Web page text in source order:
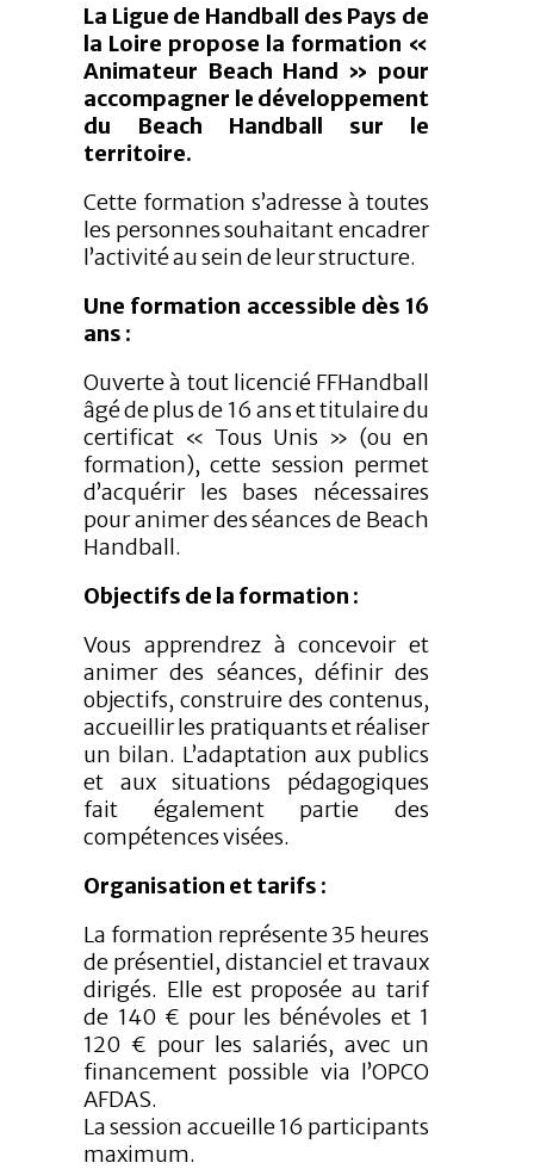
La Ligue de Handball des Pays de
la Loire propose la formation «
Animateur Beach Hand » pour
accompagner le développement
du Beach Handball sur le
territoire.
Cette formation s’adresse à toutes
les personnes souhaitant encadrer
l’activité au sein de leur structure.
Une formation accessible dès 16
ans :
Ouverte à tout licencié FFHandball
âgé de plus de 16 ans et titulaire du
certificat « Tous Unis » (ou en
formation), cette session permet
d’acquérir les bases nécessaires
pour animer des séances de Beach
Handball.
Objectifs de la formation :
Vous apprendrez à concevoir et
animer des séances, définir des
objectifs, construire des contenus,
accueillir les pratiquants et réaliser
un bilan. L’adaptation aux publics
et aux situations pédagogiques
fait également partie des
compétences visées.
Organisation et tarifs :
La formation représente 35 heures
de présentiel, distanciel et travaux
dirigés. Elle est proposée au tarif
de 140 € pour les bénévoles et 1
120 € pour les salariés, avec un
financement possible via l’OPCO
AFDAS.
La session accueille 16 participants
maximum.